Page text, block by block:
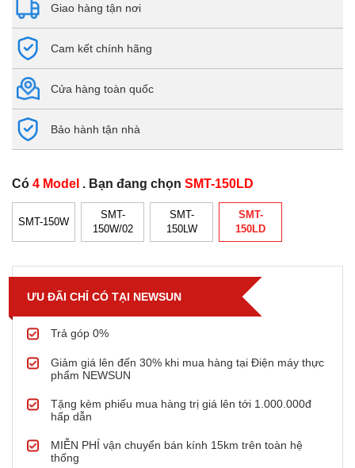
Giao hàng tận nơi
Cam kết chính hãng
Cửa hàng toàn quốc
Bảo hành tận nhà
Có 4 Model . Bạn đang chọn SMT-150LD
SMT-150W
SMT-
150W/02
SMT-
150LW
SMT-
150LD
ƯU ĐÃI CHỈ CÓ TẠI NEWSUN
Trả góp 0%
Giảm giá lên đến 30% khi mua hàng tại Điện máy thực
phẩm NEWSUN
Tặng kèm phiếu mua hàng trị giá lên tới 1.000.000đ
hấp dẫn
MIỄN PHÍ vận chuyển bán kính 15km trên toàn hệ
thống